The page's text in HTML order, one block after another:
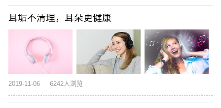
耳垢不清理，耳朵更健康
2019-11-06 6242人浏览